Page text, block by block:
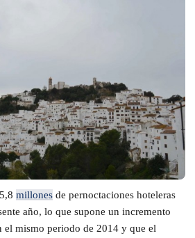
millones de pernoctaciones hoteleras
año, lo que supone un incremento
el mismo periodo de 2014 y que el